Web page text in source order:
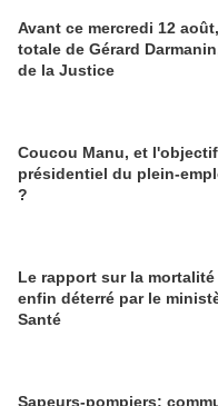
Avant ce mercredi 12
totale de Gérard
de la Justice
Coucou Manu, et l'objectif
présidentiel du plein-
?
Le rapport sur la
enfin déterré par le
Santé
Sapeurs-pompiers;